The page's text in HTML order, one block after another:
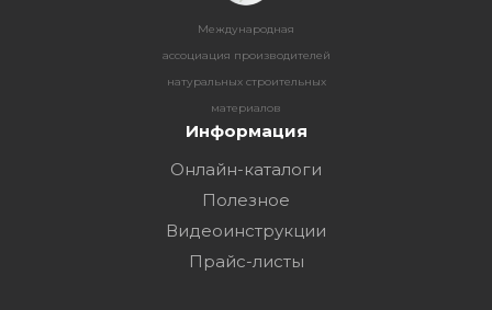
Международная
ассоциация производителей
натуральных строительных
материалов
Информация
Онлайн-каталоги
Полезное
Видеоинструкции
Прайс-листы